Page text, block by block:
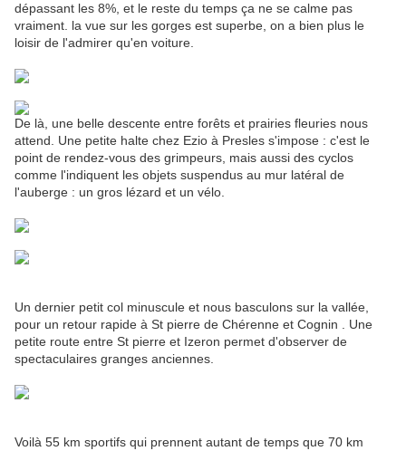
dépassant les 8%, et le reste du temps ça ne se calme pas
vraiment. la vue sur les gorges est superbe, on a bien plus le
loisir de l'admirer qu'en voiture.
De là, une belle descente entre forêts et prairies fleuries nous
attend. Une petite halte chez Ezio à Presles s'impose : c'est le
point de rendez-vous des grimpeurs, mais aussi des cyclos
comme l'indiquent les objets suspendus au mur latéral de
l'auberge : un gros lézard et un vélo.
Un dernier petit col minuscule et nous basculons sur la vallée,
pour un retour rapide à St pierre de Chérenne et Cognin . Une
petite route entre St pierre et Izeron permet d'observer de
spectaculaires granges anciennes.
Voilà 55 km sportifs qui prennent autant de temps que 70 km